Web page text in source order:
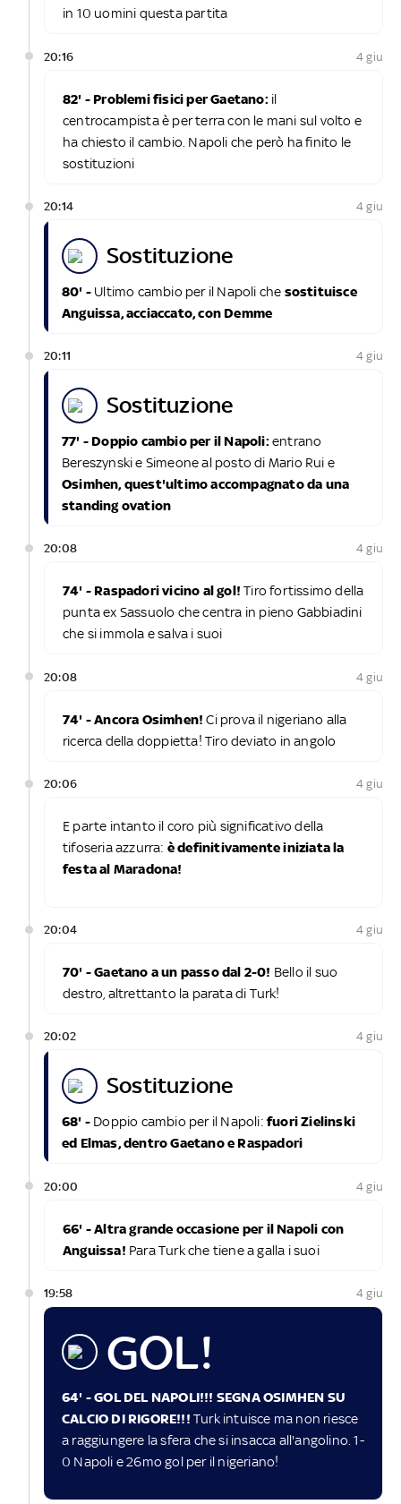
in 10 uomini questa partita
20:16 4 giu
82' - Problemi fisici per Gaetano: il
centrocampista è per terra con le mani sul volto e
ha chiesto il cambio. Napoli che però ha finito le
sostituzioni
20:14 4 giu
sostituzione
80' - Ultimo cambio per il Napoli che sostituisce
Anguissa, acciaccato, con Demme
20:11 4 giu
sostituzione
77' - Doppio cambio per il Napoli: entrano
Bereszynski e Simeone al posto di Mario Rui e
Osimhen, quest'ultimo accompagnato da una
standing ovation
20:08 4 giu
74' - Raspadori vicino al gol!Tiro fortissimo della
punta ex Sassuolo che centra in pieno Gabbiadini
che si immola e salva i suoi
20:08 4 giu
74' - Ancora Osimhen!Ci prova il nigeriano alla
ricerca della doppietta! Tiro deviato in angolo
20:06 4 giu
E parte intanto il coro più significativo della
tifoseria azzurra: è definitivamente iniziata la
festa al Maradona!
20:04 4 giu
70' - Gaetano a un passo dal 2-0! Bello il suo
destro, altrettanto la parata di Turk!
20:02 4 giu
sostituzione
68' - Doppio cambio per il Napoli:fuori Zielinski
ed Elmas, dentro Gaetano e Raspadori
20:00 4 giu
66' - Altra grande occasione per il Napoli con
Anguissa! Para Turk che tiene a galla i suoi
19:58 4 giu
GOL!
64' - GOL DEL NAPOLI!!! SEGNA OSIMHEN SU
CALCIO DI RIGORE!!! Turk intuisce ma non riesce
a raggiungere la sfera che si insacca all'angolino. 1-
0 Napoli e 26mo gol per il nigeriano!